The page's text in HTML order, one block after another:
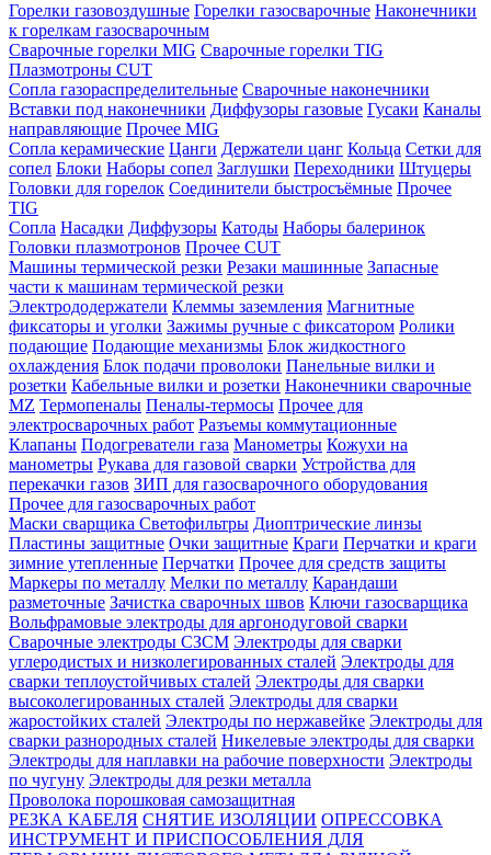
Горелки газовоздушные Горелки газосварочные Наконечники
к горелкам газосварочным
Сварочные горелки MIG Сварочные горелки TIG
Плазмотроны CUT
Сопла газораспределительные Сварочные наконечники
Вставки под наконечники Диффузоры газовые Гусаки Каналы
направляющие Прочее MIG
Сопла керамические Цанги Держатели цанг Кольца Сетки для
сопел Блоки Наборы сопел Заглушки Переходники Штуцеры
Головки для горелок Соединители быстросъёмные Прочее
TIG
Сопла Насадки Диффузоры Катоды Наборы балеринок
Головки плазмотронов Прочее CUT
Машины термической резки Резаки машинные Запасные
части к машинам термической резки
Электрододержатели Клеммы заземления Магнитные
фиксаторы и уголки Зажимы ручные с фиксатором Ролики
подающие Подающие механизмы Блок жидкостного
охлаждения Блок подачи проволоки Панельные вилки и
розетки Кабельные вилки и розетки Наконечники сварочные
MZ Термопеналы Пеналы-термосы Прочее для
электросварочных работ Разъемы коммутационные
Клапаны Подогреватели газа Манометры Кожухи на
манометры Рукава для газовой сварки Устройства для
перекачки газов ЗИП для газосварочного оборудования
Прочее для газосварочных работ
Маски сварщика Светофильтры Диоптрические линзы
Пластины защитные Очки защитные Краги Перчатки и краги
зимние утепленные Перчатки Прочее для средств защиты
Маркеры по металлу Мелки по металлу Карандаши
разметочные Зачистка сварочных швов Ключи газосварщика
Вольфрамовые электроды для аргонодуговой сварки
Сварочные электроды СЗСМ Электроды для сварки
углеродистых и низколегированных сталей Электроды для
сварки теплоустойчивых сталей Электроды для сварки
высоколегированных сталей Электроды для сварки
жаростойких сталей Электроды по нержавейке Электроды для
сварки разнородных сталей Никелевые электроды для сварки
Электроды для наплавки на рабочие поверхности Электроды
по чугуну Электроды для резки металла
Проволока порошковая самозащитная
РЕЗКА КАБЕЛЯ СНЯТИЕ ИЗОЛЯЦИИ ОПРЕССОВКА
ИНСТРУМЕНТ И ПРИСПОСОБЛЕНИЯ ДЛЯ